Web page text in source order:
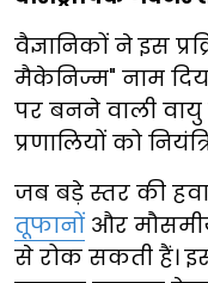
वैज्ञानिकों ने इस
मैकेनिज्म" नाम
पर बनने वाली वायु
प्रणालियों को
जब बड़े स्तर की
तूफानों और
से रोक सकती हैं।